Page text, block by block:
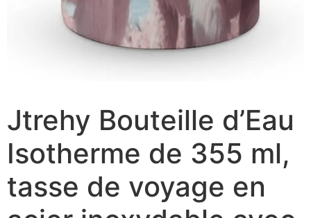
Jtrehy Bouteille d’Eau
Isotherme de 355 ml,
tasse de voyage en